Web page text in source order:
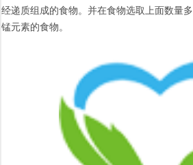
经递质组成的食物。并在食物选取上面数量
锰元素的食物。